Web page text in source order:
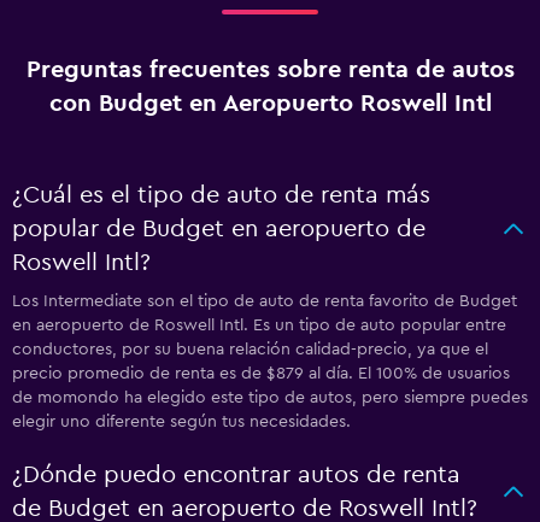
Preguntas frecuentes sobre renta de autos
con Budget en Aeropuerto Roswell Intl
¿Cuál es el tipo de auto de renta más
popular de Budget en aeropuerto de
Roswell Intl?
Los Intermediate son el tipo de auto de renta favorito de Budget
en aeropuerto de Roswell Intl. Es un tipo de auto popular entre
conductores, por su buena relación calidad-precio, ya que el
precio promedio de renta es de $879 al día. El 100% de usuarios
de momondo ha elegido este tipo de autos, pero siempre puedes
elegir uno diferente según tus necesidades.
¿Dónde puedo encontrar autos de renta
de Budget en aeropuerto de Roswell Intl?